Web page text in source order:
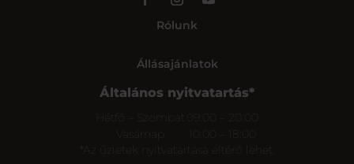
Rólunk
Állásajánlatok
Általános nyitvatartás*
*Az üzletek nyitvatartása eltérő lehet.